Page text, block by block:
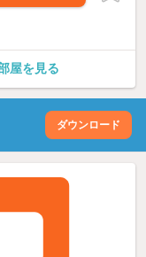
屋を見る
ダウンロード